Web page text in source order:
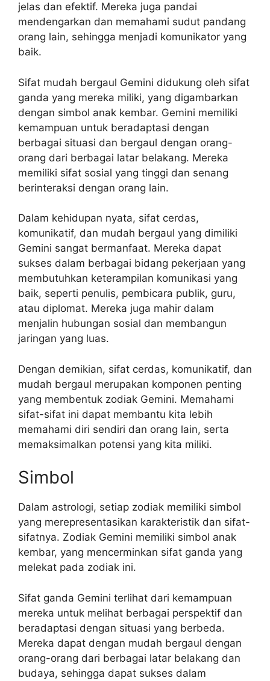
jelas dan efektif. Mereka juga pandai
mendengarkan dan memahami sudut pandang
orang lain, sehingga menjadi komunikator yang
baik.
Sifat mudah bergaul Gemini didukung oleh sifat
ganda yang mereka miliki, yang digambarkan
dengan simbol anak kembar. Gemini memiliki
kemampuan untuk beradaptasi dengan
berbagai situasi dan bergaul dengan orang-
orang dari berbagai latar belakang. Mereka
memiliki sifat sosial yang tinggi dan senang
berinteraksi dengan orang lain.
Dalam kehidupan nyata, sifat cerdas,
komunikatif, dan mudah bergaul yang dimiliki
Gemini sangat bermanfaat. Mereka dapat
sukses dalam berbagai bidang pekerjaan yang
membutuhkan keterampilan komunikasi yang
baik, seperti penulis, pembicara publik, guru,
atau diplomat. Mereka juga mahir dalam
menjalin hubungan sosial dan membangun
jaringan yang luas.
Dengan demikian, sifat cerdas, komunikatif, dan
mudah bergaul merupakan komponen penting
yang membentuk zodiak Gemini. Memahami
sifat-sifat ini dapat membantu kita lebih
memahami diri sendiri dan orang lain, serta
memaksimalkan potensi yang kita miliki.
Simbol
Dalam astrologi, setiap zodiak memiliki simbol
yang merepresentasikan karakteristik dan sifat-
sifatnya. Zodiak Gemini memiliki simbol anak
kembar, yang mencerminkan sifat ganda yang
melekat pada zodiak ini.
Sifat ganda Gemini terlihat dari kemampuan
mereka untuk melihat berbagai perspektif dan
beradaptasi dengan situasi yang berbeda.
Mereka dapat dengan mudah bergaul dengan
orang-orang dari berbagai latar belakang dan
budaya, sehingga dapat sukses dalam